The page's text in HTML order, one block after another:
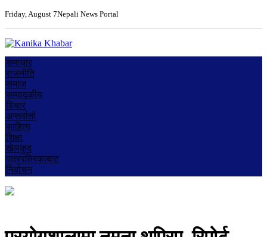
Friday, August 7Nepali News Portal
समाचार
राजनीति
समाज
सम्पादकीय
विचार
अन्तर्वार्ता
साहित्य
शिक्षा
खेलकुद
पत्रपत्रिकाबाट
निर्वाचन